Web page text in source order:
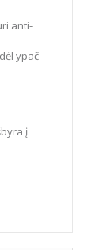
anti-
ypač
į